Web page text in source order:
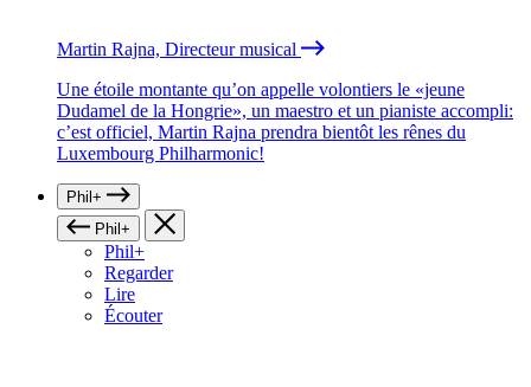
Martin Rajna, Directeur musical
Une étoile montante qu’on appelle volontiers le «jeune
Dudamel de la Hongrie», un maestro et un pianiste accompli:
c’est officiel, Martin Rajna prendra bientôt les rênes du
Luxembourg Philharmonic!
Phil+
Phil+
Phil+
Regarder
Lire
Écouter